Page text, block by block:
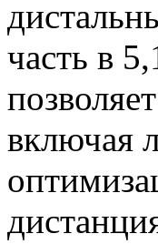
часть в
включая